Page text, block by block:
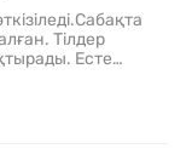
Тілдер
Есте
сай